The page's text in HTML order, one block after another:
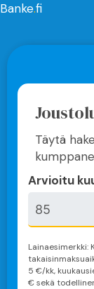
Banke.fi
Täytä
Arvioitu
Lainaesimerkki:
5 €/kk,
€ sekä